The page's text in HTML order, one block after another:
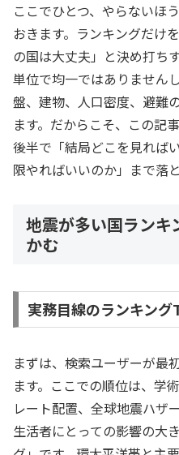
ここでひとつ、やらないほ
おきます。ランキングだけ
の国は大丈夫」と決め打ち
単位で均一ではありません
盤、建物、人口密度、避難
ます。だからこそ、この記
後半で「結局どこを見れば
限やればいいのか」まで落
地震が多い国ランキ
かむ
実務目線のランキング
まずは、検索ユーザーが最
ます。ここでの順位は、学
レート配置、全球地震ハザ
生活者にとっての影響の大